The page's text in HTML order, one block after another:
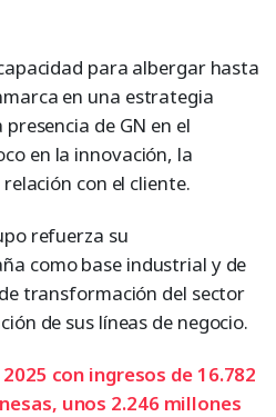
para albergar hasta
en una estrategia
de GN en el
en la innovación, la
con el cliente.
refuerza su
como base industrial y de
transformación del sector
de sus líneas de negocio.
con ingresos de 16.782
unos 2.246 millones